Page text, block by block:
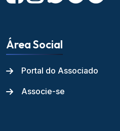
Área Social
Portal do Associado
Associe-se